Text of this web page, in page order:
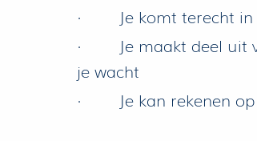
· Je komt terecht in
· Je maakt deel uit
je wacht
· Je kan rekenen op